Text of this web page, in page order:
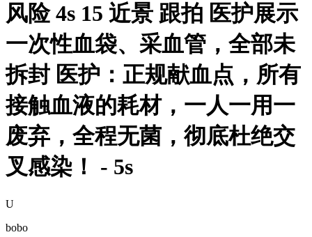
风险 4s 15 近景 跟拍 医护展示
一次性血袋、采血管，全部未
拆封 医护：正规献血点，所有
接触血液的耗材，一人一用一
废弃，全程无菌，彻底杜绝交
叉感染！ - 5s
U
bobo